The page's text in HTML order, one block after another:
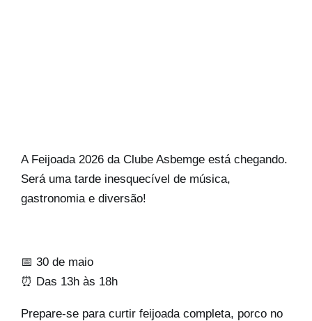
A Feijoada 2026 da Clube Asbemge está chegando.
Será uma tarde inesquecível de música,
gastronomia e diversão!
📅 30 de maio
⏰ Das 13h às 18h
Prepare-se para curtir feijoada completa, porco no